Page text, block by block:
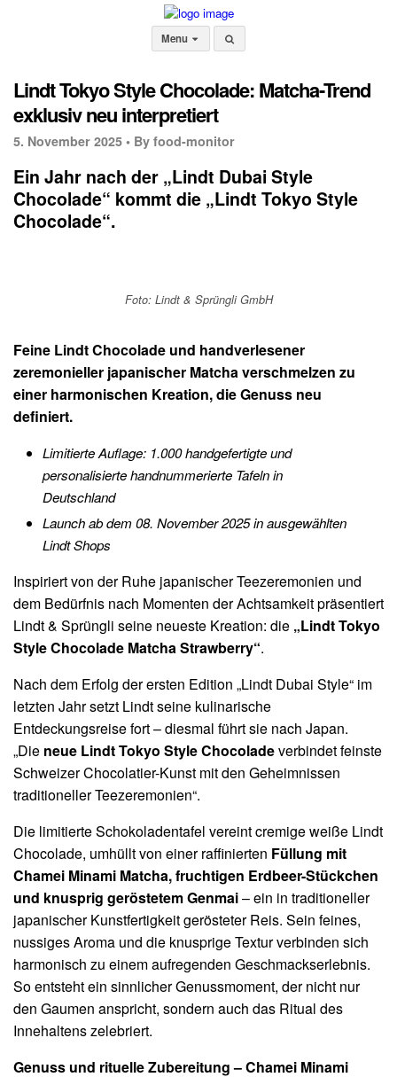
Menu
Lindt Tokyo Style Chocolade: Matcha-Trend
exklusiv neu interpretiert
5. November 2025 • By food-monitor
Ein Jahr nach der „Lindt Dubai Style
Chocolade“ kommt die „Lindt Tokyo Style
Chocolade“.
Foto: Lindt & Sprüngli GmbH
Feine Lindt Chocolade und handverlesener
zeremonieller japanischer Matcha verschmelzen zu
einer harmonischen Kreation, die Genuss neu
definiert.
Limitierte Auflage: 1.000 handgefertigte und
personalisierte handnummerierte Tafeln in
Deutschland
Launch ab dem 08. November 2025 in ausgewählten
Lindt Shops
Inspiriert von der Ruhe japanischer Teezeremonien und
dem Bedürfnis nach Momenten der Achtsamkeit präsentiert
Lindt & Sprüngli seine neueste Kreation: die „Lindt Tokyo
Style Chocolade Matcha Strawberry“.
Nach dem Erfolg der ersten Edition „Lindt Dubai Style“ im
letzten Jahr setzt Lindt seine kulinarische
Entdeckungsreise fort – diesmal führt sie nach Japan.
„Die neue Lindt Tokyo Style Chocoladeverbindet feinste
Schweizer Chocolatier-Kunst mit den Geheimnissen
traditioneller Teezeremonien“.
Die limitierte Schokoladentafel vereint cremige weiße Lindt
Chocolade, umhüllt von einer raffinierten Füllung mit
Chamei Minami Matcha, fruchtigen Erdbeer-Stückchen
und knusprig geröstetem Genmai– ein in traditioneller
japanischer Kunstfertigkeit gerösteter Reis. Sein feines,
nussiges Aroma und die knusprige Textur verbinden sich
harmonisch zu einem aufregenden Geschmackserlebnis.
So entsteht ein sinnlicher Genussmoment, der nicht nur
den Gaumen anspricht, sondern auch das Ritual des
Innehaltens zelebriert.
Genuss und rituelle Zubereitung – Chamei Minami